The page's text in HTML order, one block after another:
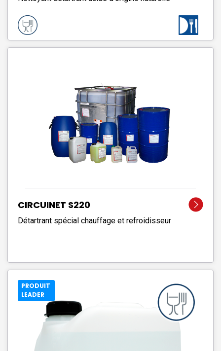
CIRCUINET S220
Détartrant spécial chauffage et refroidisseur
PRODUIT
LEADER